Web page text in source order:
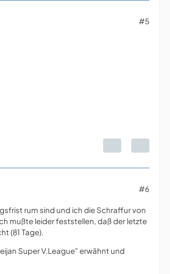
#5
#6
rum sind und ich die Schraffur von
mußte leider feststellen, daß der letzte
(81 Tage).
Super V.League" erwähnt und